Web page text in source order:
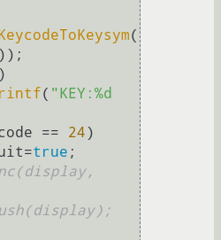
(
));
( "KEY:%d
== 24)
quit=
true ;